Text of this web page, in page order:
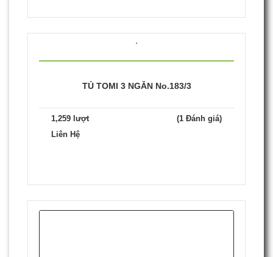
TỦ TOMI 3 NGĂN No.183/3
1,259 lượt
(1 Đánh giá)
Liên Hệ